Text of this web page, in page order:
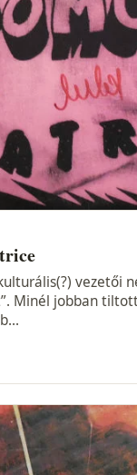
vezetői
Minél jobban